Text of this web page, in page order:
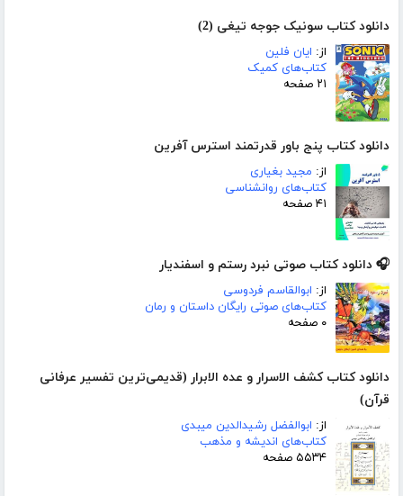
دانلود کتاب سونیک جوجه تیغی (2)
از: ایان فلین
کتاب‌های کمیک
۲۱ صفحه
دانلود کتاب پنج باور قدرتمند استرس آفرین
از: مجید بغیاری
کتاب‌های روانشناسی
۴۱ صفحه
🎧 دانلود کتاب صوتی نبرد رستم و اسفندیار
از: ابوالقاسم فردوسی
کتاب‌های صوتی رایگان داستان و رمان
۰ صفحه
دانلود کتاب کشف الاسرار و عده الابرار (قدیمی‌ترین تفسیر عرفانی
قرآن)
از: ابوالفضل رشیدالدین میبدی
کتاب‌های اندیشه و مذهب
۵۵۳۴ صفحه